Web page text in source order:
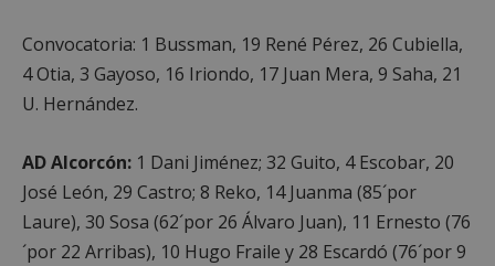
Convocatoria: 1 Bussman, 19 René Pérez, 26 Cubiella,
4 Otia, 3 Gayoso, 16 Iriondo, 17 Juan Mera, 9 Saha, 21
U. Hernández.
AD Alcorcón: 1 Dani Jiménez; 32 Guito, 4 Escobar, 20
José León, 29 Castro; 8 Reko, 14 Juanma (85´por
Laure), 30 Sosa (62´por 26 Álvaro Juan), 11 Ernesto (76
´por 22 Arribas), 10 Hugo Fraile y 28 Escardó (76´por 9
Las cookies estrictamente necesarias permiten la
funcionalidad principal del sitio web, como el
inicio de sesión de usuario y la gestión de cuentas.
las cookies estrictamente necesarias.
Nombre
Dominio
PHPSESSID
PHP.net